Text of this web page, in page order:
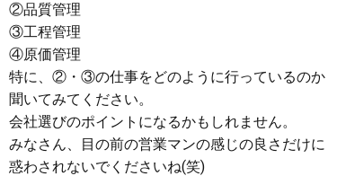
②品質管理
③工程管理
④原価管理
特に、②・③の仕事をどのように行っているのか
聞いてみてください。
会社選びのポイントになるかもしれません。
みなさん、目の前の営業マンの感じの良さだけに
惑わされないでくださいね(笑)